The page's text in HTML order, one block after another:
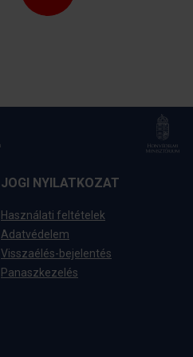
JOGI NYILATKOZAT
Használati feltételek
Adatvédelem
Visszaélés-bejelentés
Panaszkezelés